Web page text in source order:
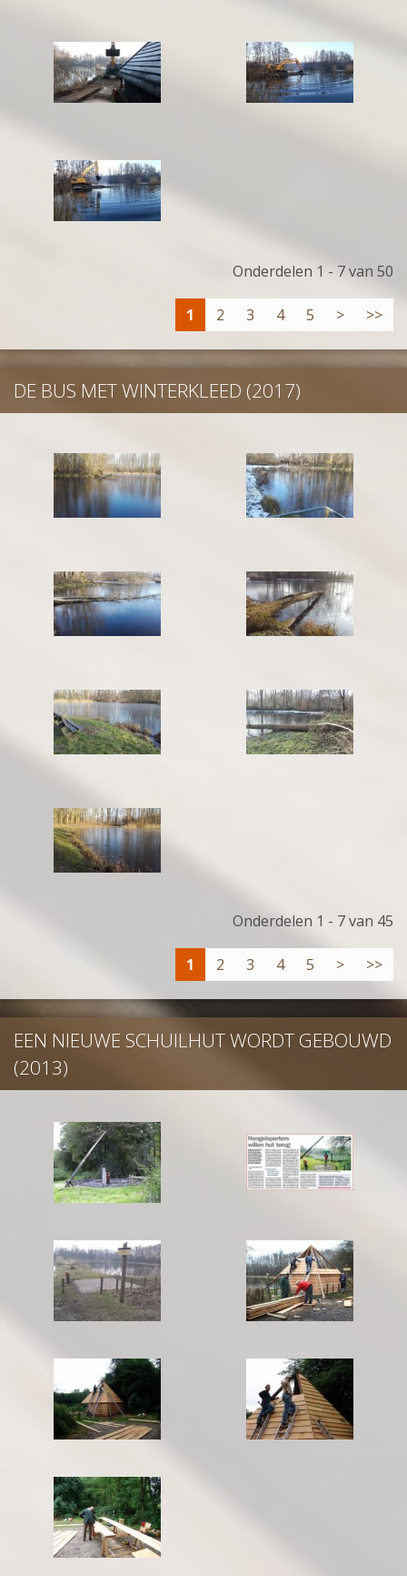
Onderdelen 1 - 7 van 50
1 2 3 4 5 > >>
DE BUS MET WINTERKLEED (2017)
Onderdelen 1 - 7 van 45
1 2 3 4 5 > >>
EEN NIEUWE SCHUILHUT WORDT GEBOUWD
(2013)